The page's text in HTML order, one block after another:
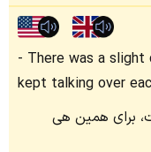
There was a
kept talking over
برای همین هی